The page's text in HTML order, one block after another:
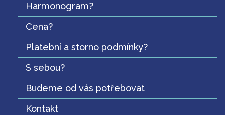
Harmonogram?
Cena?
Platební a storno podmínky?
S sebou?
Budeme od vás potřebovat
Kontakt